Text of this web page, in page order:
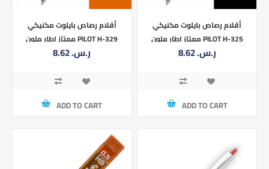
أقلام رصاص بايلوت مكنيكي
ممتاز اطار ملون PILOT H-329
0.9MM
8.62 ر.س.‏
ADD TO CART
أقلام رصاص بايلوت مكنيكي
ممتاز اطار ملون PILOT H-325
0.5MM
8.62 ر.س.‏
ADD TO CART